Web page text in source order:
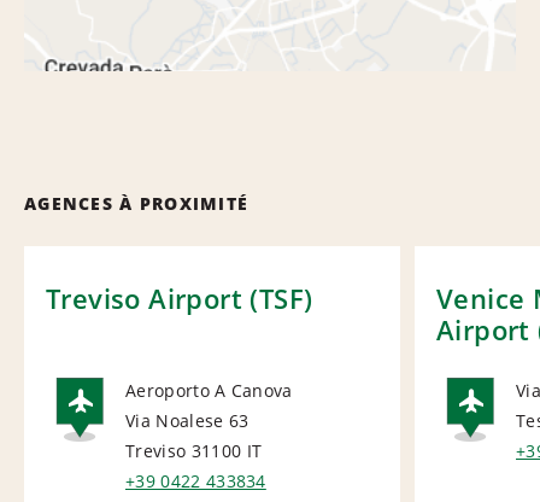
AGENCES À PROXIMITÉ
Treviso Airport (TSF)
AIRPORT
Aeroporto A Canova
Via Noalese 63
Treviso 31100 IT
+39 0422 433834
Venice
Airport